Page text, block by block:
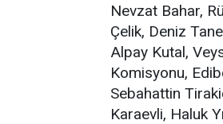
Nevzat Bahar,
Çelik, Deniz
Alpay Kutal,
Komisyonu,
Sebahattin
Karaevli, Haluk